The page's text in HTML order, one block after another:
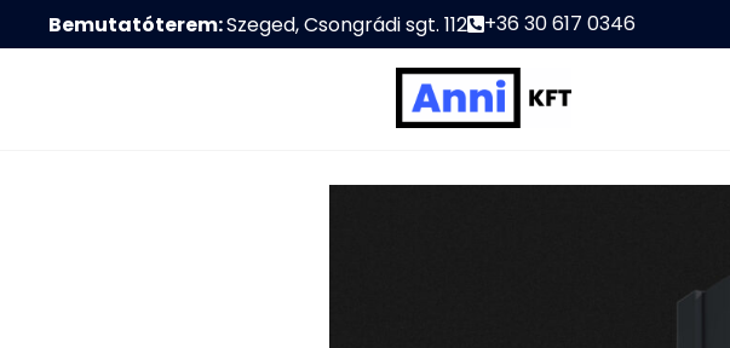
Bemutatóterem:Szeged, Csongrádi sgt. 112 +36 30 617 0346